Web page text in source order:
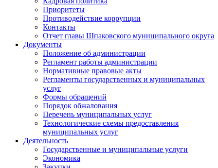
Приоритеты
Противодействие коррупции
Контакты
Отчет главы Шпаковского муниципального округа
Документы
Положение об администрации
Регламент работы администрации
Нормативные правовые акты
Регламенты государственных и муниципальных
услуг
Формы обращений
Порядок обжалования
Перечень муниципальных услуг
Технологические схемы предоставления
муниципальных услуг
Деятельность
Государственные и муниципальные услуги
Экономика